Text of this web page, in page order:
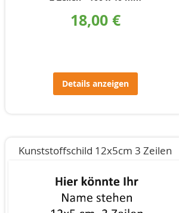
18,00 €
Details anzeigen
Kunststoffschild 12x5cm 3 Zeilen